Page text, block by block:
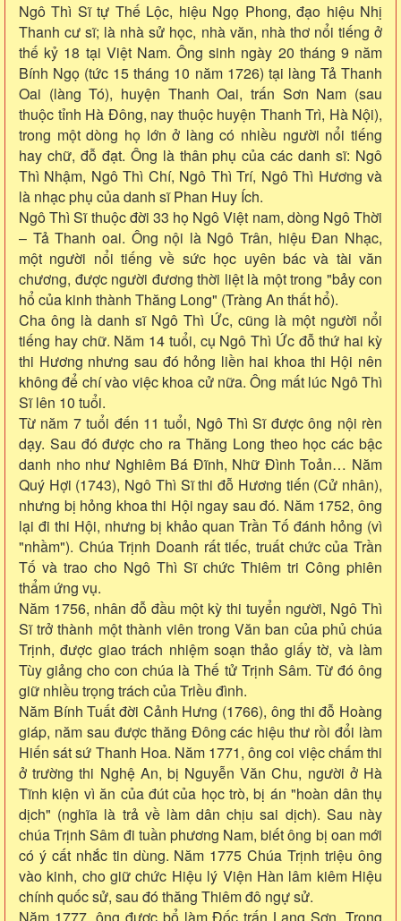
Ngô Thì Sĩ tự Thế Lộc, hiệu Ngọ Phong, đạo hiệu Nhị
Thanh cư sĩ; là nhà sử học, nhà văn, nhà thơ nổi tiếng ở
thế kỷ 18 tại Việt Nam. Ông sinh ngày 20 tháng 9 năm
Bính Ngọ (tức 15 tháng 10 năm 1726) tại làng Tả Thanh
Oai (làng Tó), huyện Thanh Oai, trấn Sơn Nam (sau
thuộc tỉnh Hà Đông, nay thuộc huyện Thanh Trì, Hà Nội),
trong một dòng họ lớn ở làng có nhiều người nổi tiếng
hay chữ, đỗ đạt. Ông là thân phụ của các danh sĩ: Ngô
Thì Nhậm, Ngô Thì Chí, Ngô Thì Trí, Ngô Thì Hương và
là nhạc phụ của danh sĩ Phan Huy Ích.
Ngô Thì Sĩ thuộc đời 33 họ Ngô Việt nam, dòng Ngô Thời
– Tả Thanh oai. Ông nội là Ngô Trân, hiệu Đan Nhạc,
một người nổi tiếng về sức học uyên bác và tài văn
chương, được người đương thời liệt là một trong "bảy con
hổ của kinh thành Thăng Long" (Tràng An thất hổ).
Cha ông là danh sĩ Ngô Thì Ức, cũng là một người nổi
tiếng hay chữ. Năm 14 tuổi, cụ Ngô Thì Ức đỗ thứ hai kỳ
thi Hương nhưng sau đó hỏng liền hai khoa thi Hội nên
không để chí vào việc khoa cử nữa. Ông mất lúc Ngô Thì
Sĩ lên 10 tuổi.
Từ năm 7 tuổi đến 11 tuổi, Ngô Thì Sĩ được ông nội rèn
dạy. Sau đó được cho ra Thăng Long theo học các bậc
danh nho như Nghiêm Bá Đĩnh, Nhữ Đình Toản… Năm
Quý Hợi (1743), Ngô Thì Sĩ thi đỗ Hương tiến (Cử nhân),
nhưng bị hỏng khoa thi Hội ngay sau đó. Năm 1752, ông
lại đi thi Hội, nhưng bị khảo quan Trần Tố đánh hỏng (vì
"nhầm"). Chúa Trịnh Doanh rất tiếc, truất chức của Trần
Tố và trao cho Ngô Thì Sĩ chức Thiêm tri Công phiên
thẩm ứng vụ.
Năm 1756, nhân đỗ đầu một kỳ thi tuyển người, Ngô Thì
Sĩ trở thành một thành viên trong Văn ban của phủ chúa
Trịnh, được giao trách nhiệm soạn thảo giấy tờ, và làm
Tùy giảng cho con chúa là Thế tử Trịnh Sâm. Từ đó ông
giữ nhiều trọng trách của Triều đình.
Năm Bính Tuất đời Cảnh Hưng (1766), ông thi đỗ Hoàng
giáp, năm sau được thăng Đông các hiệu thư rồi đổi làm
Hiến sát sứ Thanh Hoa. Năm 1771, ông coi việc chấm thi
ở trường thi Nghệ An, bị Nguyễn Văn Chu, người ở Hà
Tĩnh kiện vì ăn của đút của học trò, bị án "hoàn dân thụ
dịch" (nghĩa là trả về làm dân chịu sai dịch). Sau này
chúa Trịnh Sâm đi tuần phương Nam, biết ông bị oan mới
có ý cất nhắc tin dùng. Năm 1775 Chúa Trịnh triệu ông
vào kinh, cho giữ chức Hiệu lý Viện Hàn lâm kiêm Hiệu
chính quốc sử, sau đó thăng Thiêm đô ngự sử.